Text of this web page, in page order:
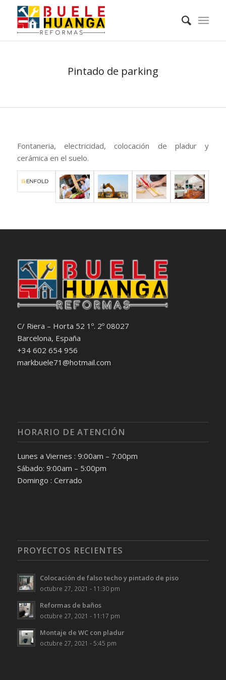
Pintado de parking
Fontaneria, electricidad, colocación de pladur y
cerámica en el suelo.
C/ Riera – Horta 52 1º. 2º 08027
Barcelona, España
+34 602 654 956
markbuele71@hotmail.com
HORARIO DE ATENCIÓN
Lunes a Viernes : 9:00am – 7:00pm
Sábado: 9:00am – 5:00pm
Domingo : Cerrado
PROYECTOS RECIENTES
Colocación de falso techo y pintado de piso
octubre 27, 2021 - 11:30 pm
Reformas de baños
octubre 27, 2021 - 11:17 pm
Montaje de WC con pladur
octubre 27, 2021 - 5:45 pm